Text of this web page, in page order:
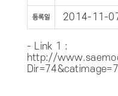
2014-11-
- Link 1 :
http://
Dir=74&catimage=7